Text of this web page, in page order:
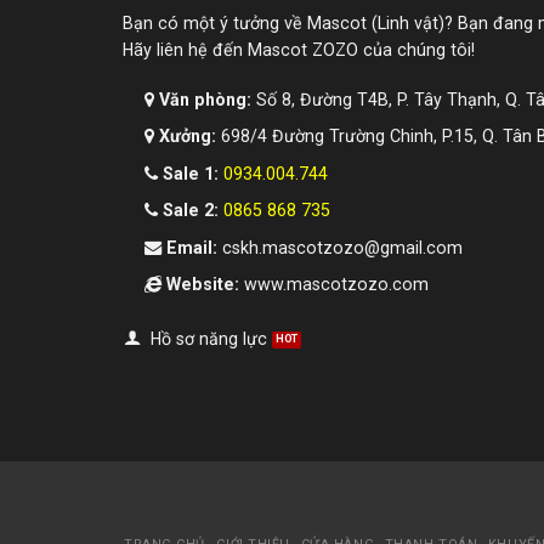
Bạn có một ý tưởng về Mascot (Linh vật)? Bạn đang
Hãy liên hệ đến Mascot ZOZO của chúng tôi!
Văn phòng: Số 8, Đường T4B, P. Tây Thạnh, Q.
Xưởng: 698/4 Đường Trường Chinh, P.15, Q. Tân
Sale 1: 0934.004.744
Sale 2: 0865 868 735
Email: cskh.mascotzozo@gmail.com
Website: www.mascotzozo.com
Hồ sơ năng lực